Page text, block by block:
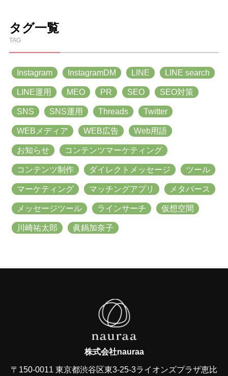
タグ一覧
TAG
Instagram InstagramDM LINE LINE search
LINE運用 MEO PR SEO SEO対策
SNS SNS運用 Threads Twitter
WEBメディア WEB広告 Web用語
お知らせ コンテンツマーケティング
コンテンツ制作 ダイレクトメッセージ ツール
マーケティング マッチングアプリ メタバース
メッセージツール ラインサーチ 仮想空間
川崎祐太郎 眞鍋加奈子
株式会社nauraa
〒150-0011 東京都渋谷区東3-25-3ライオンズプラザ恵比